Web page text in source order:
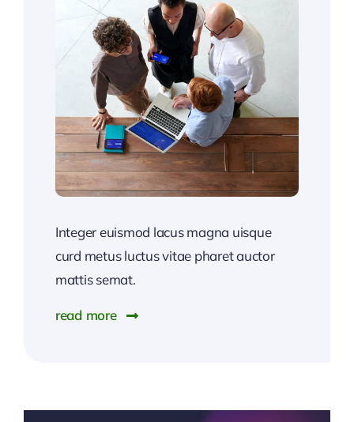
Integer euismod lacus magna uisque
curd metus luctus vitae pharet auctor
mattis semat.
read more